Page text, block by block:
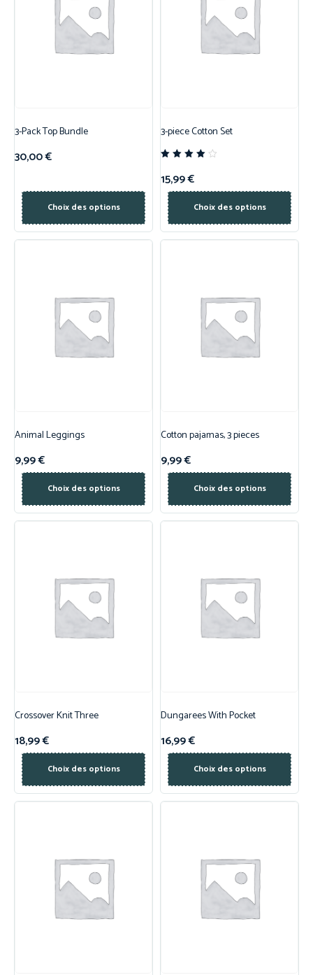
3-Pack Top Bundle
30,00€
Choix des options
3-piece Cotton Set
4.00
sur 5
15,99€
Choix des options
Animal Leggings
9,99€
Choix des options
Cotton pajamas, 3 pieces
9,99€
Choix des options
Crossover Knit Three
18,99€
Choix des options
Dungarees With Pocket
16,99€
Choix des options